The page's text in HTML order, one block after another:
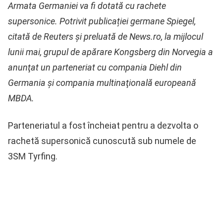
Armata Germaniei va fi dotată cu rachete
supersonice. Potrivit publicației germane Spiegel,
citată de Reuters și preluată de News.ro, la mijlocul
lunii mai, grupul de apărare Kongsberg din Norvegia a
anunţat un parteneriat cu compania Diehl din
Germania şi compania multinaţională europeană
MBDA.
Parteneriatul a fost încheiat pentru a dezvolta o
rachetă supersonică cunoscută sub numele de
3SM Tyrfing.